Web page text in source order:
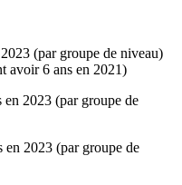
(par groupe de niveau)
avoir 6 ans en 2021)
2023 (par groupe de
2023 (par groupe de